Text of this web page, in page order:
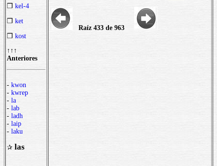
❒ kel-4
❒ ket
❒ kost
↑↑↑
Anteriores
- kwon
- kwrep
- la
- lab
- ladh
- laip
- laku
✰ las
Raíz 433 de 963